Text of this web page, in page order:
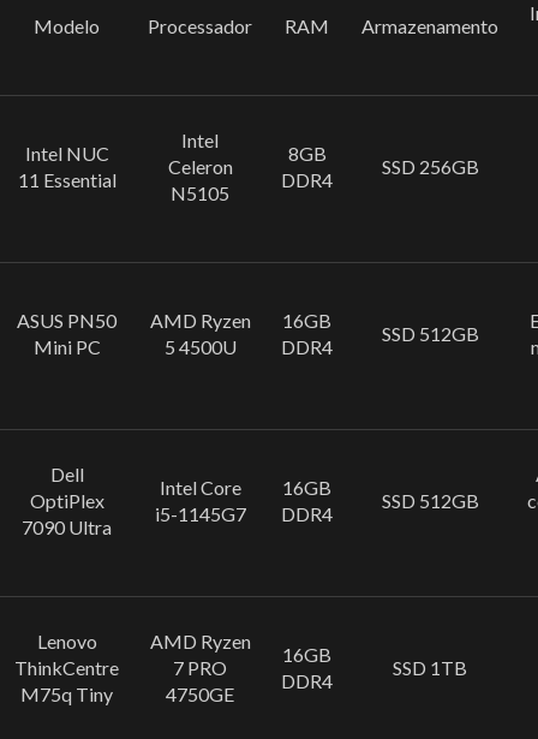
Modelo Processador RAM Armazenamento
Intel NUC
11 Essential
Intel
Celeron
N5105
8GB
DDR4
SSD 256GB
ASUS PN50
Mini PC
AMD Ryzen
5 4500U
16GB
DDR4
SSD 512GB
Dell
OptiPlex
7090 Ultra
Intel Core
i5-1145G7
16GB
DDR4
SSD 512GB
Lenovo
ThinkCentre
M75q Tiny
AMD Ryzen
7 PRO
4750GE
16GB
DDR4
SSD 1TB